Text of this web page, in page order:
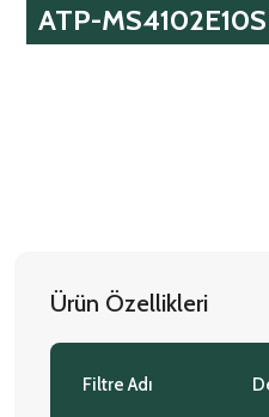
ATP-
Ürün Özellikleri
Filtre Adı